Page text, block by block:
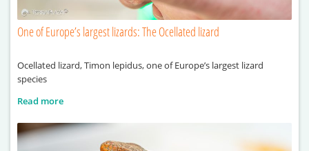
One of Europe’s largest lizards: The Ocellated lizard
Ocellated lizard, Timon lepidus, one of Europe’s largest lizard
species
Read more